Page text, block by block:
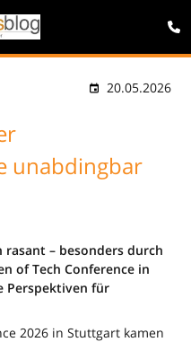
20.05.2026
unabdingbar
rasant – besonders durch
of Tech Conference in
Perspektiven für
2026 in Stuttgart kamen